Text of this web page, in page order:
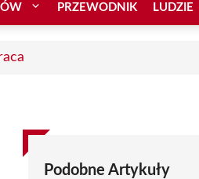
PRZEWODNIK LUDZIE
Podobne Artykuły